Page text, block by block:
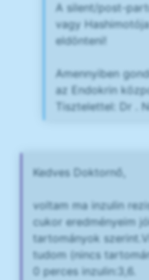
A silent/post-
vagy
eldönteni!
Amennyiben
az Endokrin
Tisztelettel: Dr .
Kedves Doktornő,
voltam ma inzulin
cukor eredményeim
tartományok
tudom (nincs
0 perces inzulin:3,6.